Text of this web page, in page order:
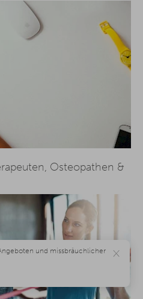
Osteopathen &
×